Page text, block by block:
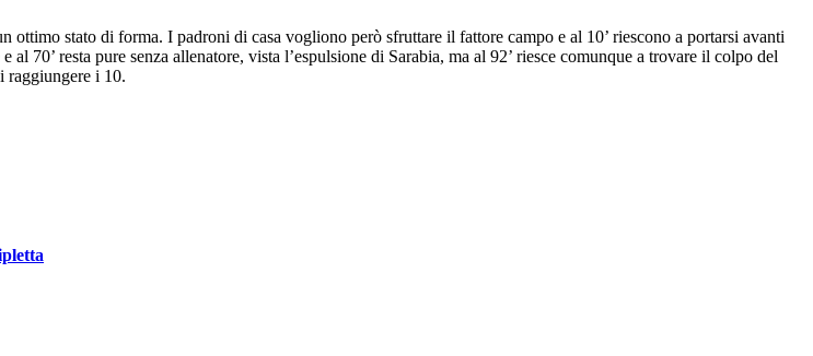
ottimo stato di forma. I padroni di casa vogliono però sfruttare il fattore campo e al 10’ riescono a portarsi avanti
70’ resta pure senza allenatore, vista l’espulsione di Sarabia, ma al 92’ riesce comunque a trovare il colpo del
raggiungere i 10.